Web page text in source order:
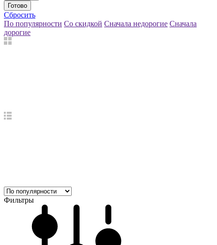
Готово
Сбросить
По популярности Со скидкой Сначала недорогие Сначала
дорогие
Фильтры